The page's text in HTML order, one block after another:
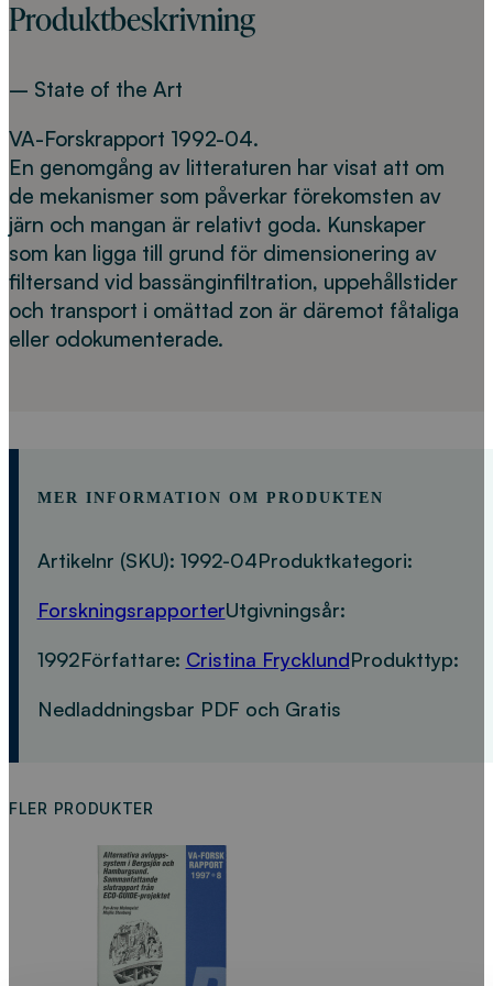
Produktbeskrivning
– State of the Art
VA-Forskrapport 1992-04.
En genomgång av litteraturen har visat att om
de mekanismer som påverkar förekomsten av
järn och mangan är relativt goda. Kunskaper
som kan ligga till grund för dimensionering av
filtersand vid bassänginfiltration, uppehållstider
och transport i omättad zon är däremot fåtaliga
eller odokumenterade.
MER INFORMATION OM PRODUKTEN
Artikelnr (SKU): 1992-04Produktkategori:
ForskningsrapporterUtgivningsår:
1992Författare: Cristina FrycklundProdukttyp:
Nedladdningsbar PDF och Gratis
FLER PRODUKTER